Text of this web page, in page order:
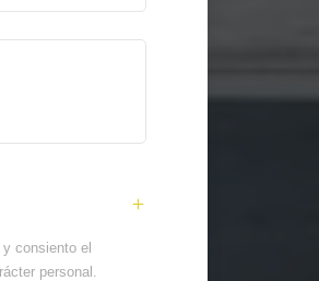
consiento el
personal.